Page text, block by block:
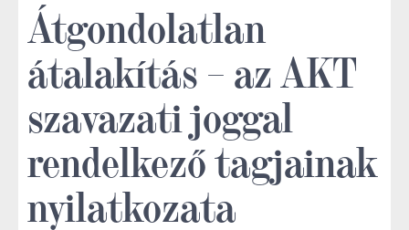
Átgondolatlan
átalakítás – az AKT
szavazati joggal
rendelkező tagjainak
nyilatkozata